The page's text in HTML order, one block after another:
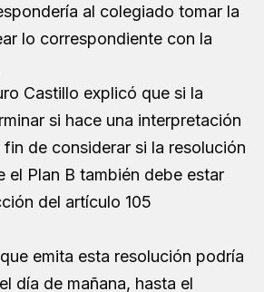
al colegiado tomar la
lo correspondiente con la
Castillo explicó que si la
si hace una interpretación
fin de considerar si la resolución
el Plan B también debe estar
del artículo 105
emita esta resolución podría
día de mañana, hasta el